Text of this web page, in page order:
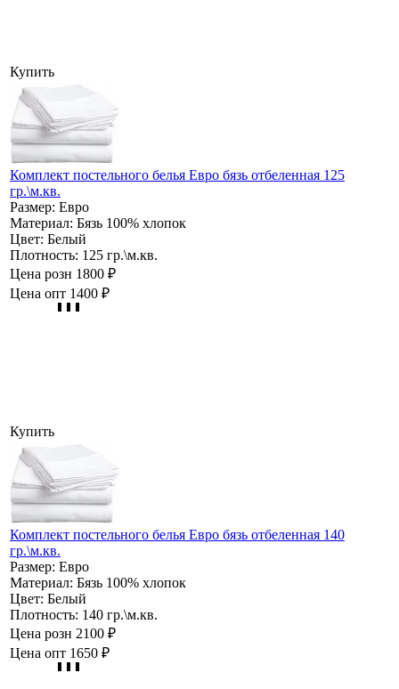
Купить
Комплект постельного белья Евро бязь отбеленная 125
гр.\м.кв.
Размер: Евро
Материал: Бязь 100% хлопок
Цвет: Белый
Плотность: 125 гр.\м.кв.
Цена розн 1800 ₽
Цена опт 1400 ₽
Купить
Комплект постельного белья Евро бязь отбеленная 140
гр.\м.кв.
Размер: Евро
Материал: Бязь 100% хлопок
Цвет: Белый
Плотность: 140 гр.\м.кв.
Цена розн 2100 ₽
Цена опт 1650 ₽